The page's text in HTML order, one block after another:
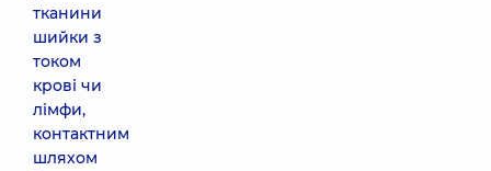
тканини
шийки з
током
крові чи
лімфи,
контактним
шляхом